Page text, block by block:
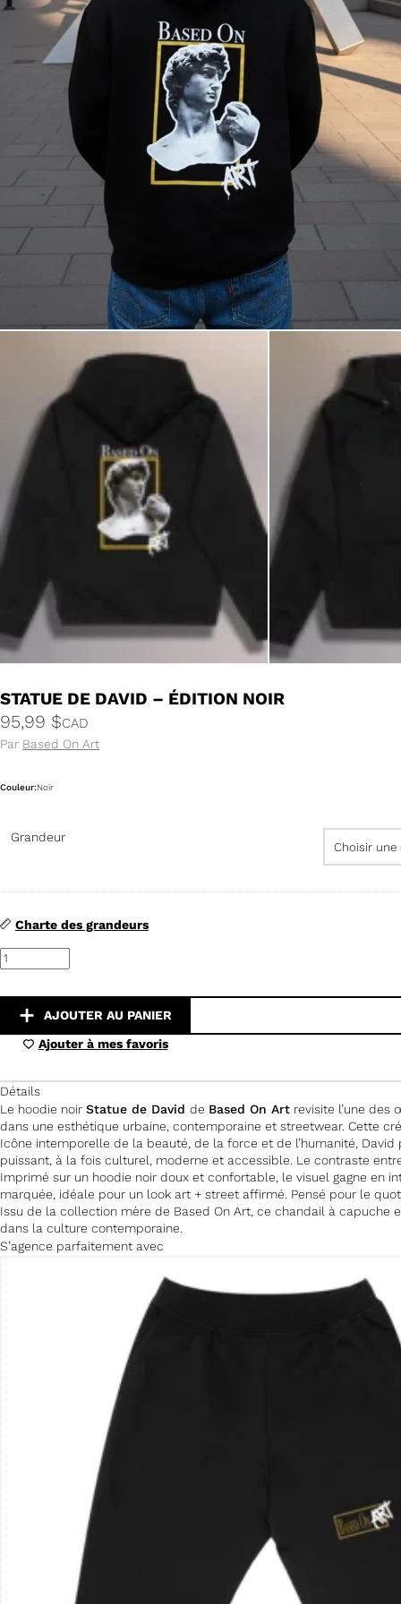
STATUE DE DAVID – ÉDITION NOIR
95,99 $CAD
Par Based On Art
Couleur:Noir
Grandeur
Charte des grandeurs
quantité
de
Édition
AJOUTER AU PANIER
Ajouter à mes favoris
Détails
Le hoodie noir Statue de David de Based On Art revisite l’une des
dans une esthétique urbaine, contemporaine et streetwear. Cette
Icône intemporelle de la beauté, de la force et de l’humanité,
puissant, à la fois culturel, moderne et accessible. Le contraste
Imprimé sur un hoodie noir doux et confortable, le visuel gagne en
marquée, idéale pour un look art + street affirmé. Pensé pour le
Issu de la collection mère de Based On Art, ce chandail à capuche
dans la culture contemporaine.
S’agence parfaitement avec